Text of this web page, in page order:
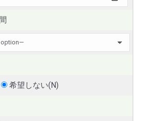
希望しない(N)